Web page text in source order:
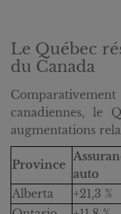
Le Québec
du Canada
canadiennes, le
augmentations
Province
auto
Alberta
+21,3 %